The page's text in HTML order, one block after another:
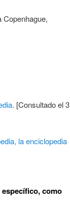
Copenhague,
. [Consultado el 3
la enciclopedia
como